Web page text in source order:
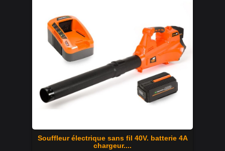
Souffleur électrique sans fil 40V. batterie 4A
chargeur....